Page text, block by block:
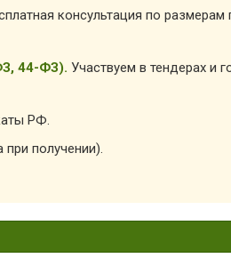
консультация по размерам
44-ФЗ). Участвуем в тендерах и
РФ.
при получении).